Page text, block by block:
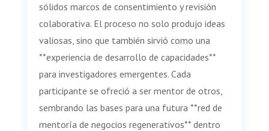
sólidos marcos de consentimiento y revisión
colaborativa. El proceso no solo produjo ideas
valiosas, sino que también sirvió como una
**experiencia de desarrollo de capacidades**
para investigadores emergentes. Cada
participante se ofreció a ser mentor de otros,
sembrando las bases para una futura **red de
mentoría de negocios regenerativos** dentro